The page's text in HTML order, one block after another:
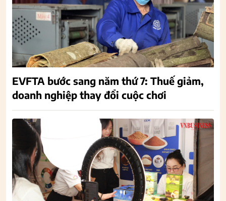
EVFTA bước sang năm thứ 7: Thuế giảm,
doanh nghiệp thay đổi cuộc chơi